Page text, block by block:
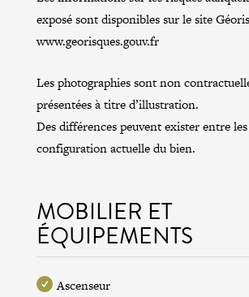
exposé sont disponibles sur le site
www.georisques.gouv.fr
Les photographies sont non
présentées à titre d’illustration.
Des différences peuvent exister entre
configuration actuelle du bien.
MOBILIER ET
ÉQUIPEMENTS
Ascenseur